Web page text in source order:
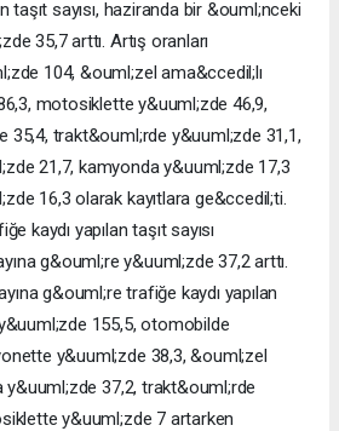
taşıt sayısı, haziranda bir &ouml;nceki
35,7 arttı. Artış oranları
104, &ouml;zel ama&ccedil;lı
motosiklette y&uuml;zde 46,9,
35,4, trakt&ouml;rde y&uuml;zde 31,1,
21,7, kamyonda y&uuml;zde 17,3
16,3 olarak kayıtlara ge&ccedil;ti.
kaydı yapılan taşıt sayısı
g&ouml;re y&uuml;zde 37,2 arttı.
g&ouml;re trafiğe kaydı yapılan
155,5, otomobilde
y&uuml;zde 38,3, &ouml;zel
y&uuml;zde 37,2, trakt&ouml;rde
y&uuml;zde 7 artarken